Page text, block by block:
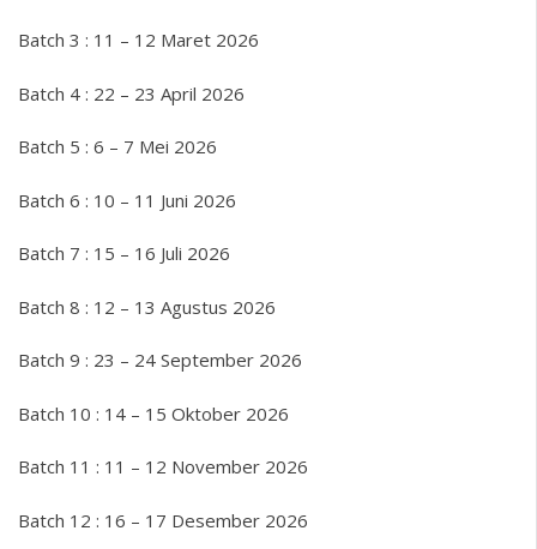
Batch 3 : 11 – 12 Maret 2026
Batch 4 : 22 – 23 April 2026
Batch 5 : 6 – 7 Mei 2026
Batch 6 : 10 – 11 Juni 2026
Batch 7 : 15 – 16 Juli 2026
Batch 8 : 12 – 13 Agustus 2026
Batch 9 : 23 – 24 September 2026
Batch 10 : 14 – 15 Oktober 2026
Batch 11 : 11 – 12 November 2026
Batch 12 : 16 – 17 Desember 2026